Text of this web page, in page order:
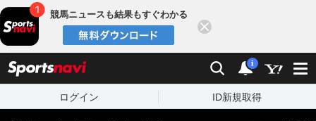
競馬ニュースも結果もすぐわかる
検索 通知
i
ログイン ID新規取得